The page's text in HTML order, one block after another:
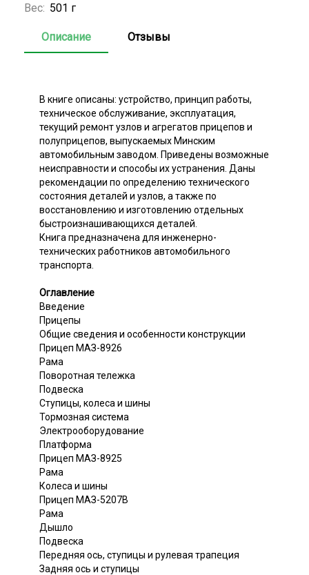
Вес: 501 г
Описание Отзывы
В книге описаны: устройство, принцип работы,
техническое обслуживание, эксплуатация,
текущий ремонт узлов и агрегатов прицепов и
полуприцепов, выпускаемых Минским
автомобильным заводом. Приведены возможные
неисправности и способы их устранения. Даны
рекомендации по определению технического
состояния деталей и узлов, а также по
восстановлению и изготовлению отдельных
быстроизнашивающихся деталей.
Книга предназначена для инженерно-
технических работников автомобильного
транспорта.
Оглавление
Введение
Прицепы
Общие сведения и особенности конструкции
Прицеп МАЗ-8926
Рама
Поворотная тележка
Подвеска
Ступицы, колеса и шины
Тормозная система
Электрооборудование
Платформа
Прицеп МАЗ-8925
Рама
Колеса и шины
Прицеп МАЗ-5207В
Рама
Дышло
Подвеска
Передняя ось, ступицы и рулевая трапеция
Задняя ось и ступицы